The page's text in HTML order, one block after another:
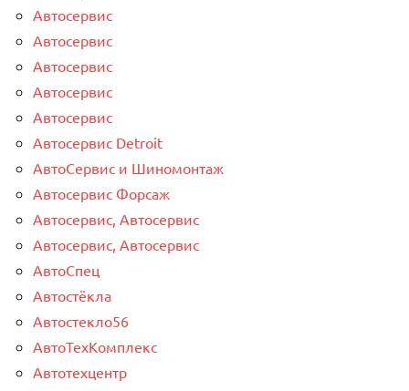
Автосервис
Автосервис
Автосервис
Автосервис
Автосервис
Автосервис Detroit
АвтоСервис и Шиномонтаж
Автосервис Форсаж
Автосервис, Автосервис
Автосервис, Автосервис
АвтоСпец
Автостёкла
Автостекло56
АвтоТехКомплекс
Автотехцентр